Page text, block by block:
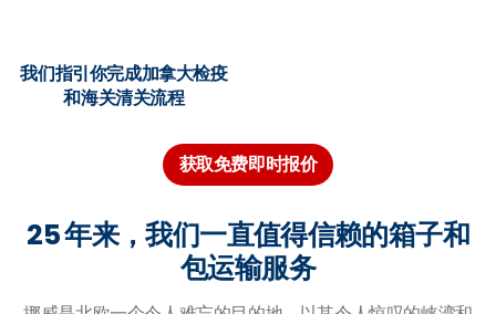
我们指引你完成加拿大检疫
和海关清关流程
获取免费即时报价
25 年来，我们一直值得信赖的箱子和
包运输服务